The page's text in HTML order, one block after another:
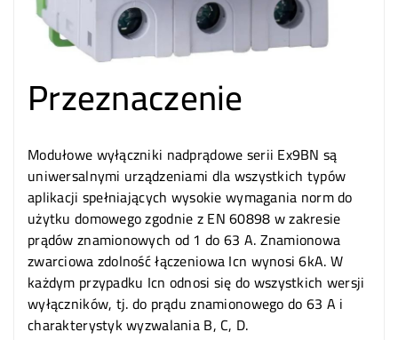
Przeznaczenie
Modułowe wyłączniki nadprądowe serii Ex9BN są
uniwersalnymi urządzeniami dla wszystkich typów
aplikacji spełniających wysokie wymagania norm do
użytku domowego zgodnie z EN 60898 w zakresie
prądów znamionowych od 1 do 63 A. Znamionowa
zwarciowa zdolność łączeniowa Icn wynosi 6kA. W
każdym przypadku Icn odnosi się do wszystkich wersji
wyłączników, tj. do prądu znamionowego do 63 A i
charakterystyk wyzwalania B, C, D.